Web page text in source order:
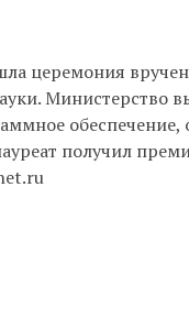
церемония
Министерство
получил